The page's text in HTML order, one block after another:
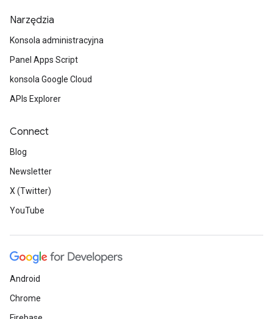
Narzędzia
Konsola administracyjna
Panel Apps Script
konsola Google Cloud
APIs Explorer
Connect
Blog
Newsletter
X (Twitter)
YouTube
Android
Chrome